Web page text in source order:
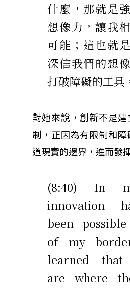
什麼，那就是
想像力，讓我
可能；這也就
深信我們的想
打破障礙的工具
對她來說，創新不是
制，正因為有限制和
道現實的邊界，進而發
(8:40) In
innovation
been
of my
learned that
are where